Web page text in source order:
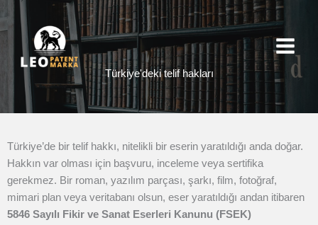
İçeriğe
Türkiye'deki telif hakları
Türkiye’de bir telif hakkı, nitelikli bir eserin yaratıldığı anda doğar.
Hakkın var olması için başvuru, inceleme veya sertifika
gerekmez. Bir roman, yazılım parçası, şarkı, film, fotoğraf,
mimari plan veya veritabanı olsun, eser yaratıldığı andan itibaren
5846 Sayılı Fikir ve Sanat Eserleri Kanunu (FSEK)